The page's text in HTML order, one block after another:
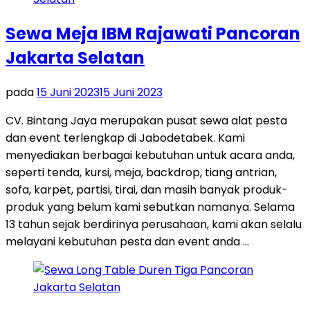
Sewa Meja IBM Rajawati Pancoran
Jakarta Selatan
pada15 Juni 202315 Juni 2023
CV. Bintang Jaya merupakan pusat sewa alat pesta
dan event terlengkap di Jabodetabek. Kami
menyediakan berbagai kebutuhan untuk acara anda,
seperti tenda, kursi, meja, backdrop, tiang antrian,
sofa, karpet, partisi, tirai, dan masih banyak produk-
produk yang belum kami sebutkan namanya. Selama
13 tahun sejak berdirinya perusahaan, kami akan selalu
melayani kebutuhan pesta dan event anda …